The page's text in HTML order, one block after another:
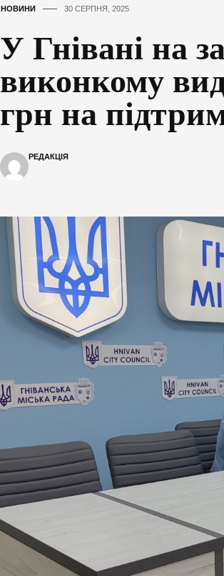
НОВИНИ 30 СЕРПНЯ, 2025
У Гнівані на
виконкому
грн на
РЕДАКЦІЯ